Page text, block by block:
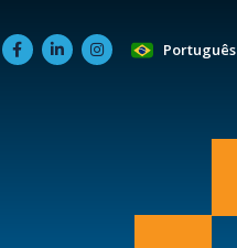
Português